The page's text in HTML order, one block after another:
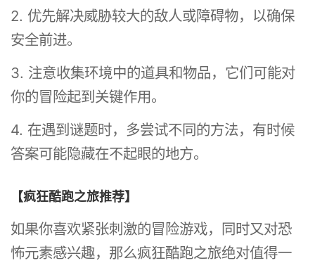
2. 优先解决威胁较大的敌人或障碍物，以确保
安全前进。
3. 注意收集环境中的道具和物品，它们可能对
你的冒险起到关键作用。
4. 在遇到谜题时，多尝试不同的方法，有时候
答案可能隐藏在不起眼的地方。
【疯狂酷跑之旅推荐】
如果你喜欢紧张刺激的冒险游戏，同时又对恐
怖元素感兴趣，那么疯狂酷跑之旅绝对值得一